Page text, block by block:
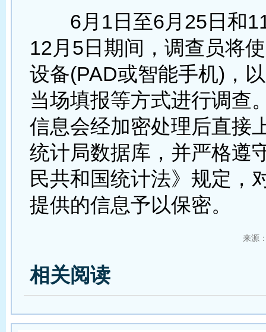
6月1日至6月25日和
12月5日期间，调查员将
设备(PAD或智能手机)，
当场填报等方式进行调查
信息会经加密处理后直接
统计局数据库，并严格遵
民共和国统计法》规定，
提供的信息予以保密。
来源
相关阅读